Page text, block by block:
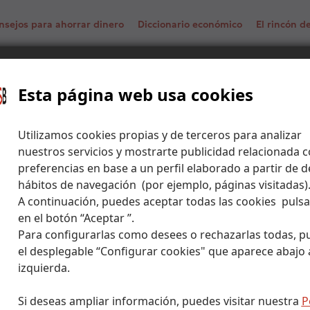
Esta página web usa cookies
Utilizamos cookies propias y de terceros para analizar
nuestros servicios y mostrarte publicidad relacionada
preferencias en base a un perfil elaborado a partir de
hábitos de navegación (por ejemplo, páginas visitadas).
A continuación, puedes aceptar todas las cookies
en el botón “Aceptar ”.
Para configurarlas como desees o rechazarlas todas,
el desplegable “Configurar cookies" que aparece abajo
izquierda.
Si deseas ampliar información, puedes visitar nuestra
para ahorrar dinero Diccionario económico El rincón